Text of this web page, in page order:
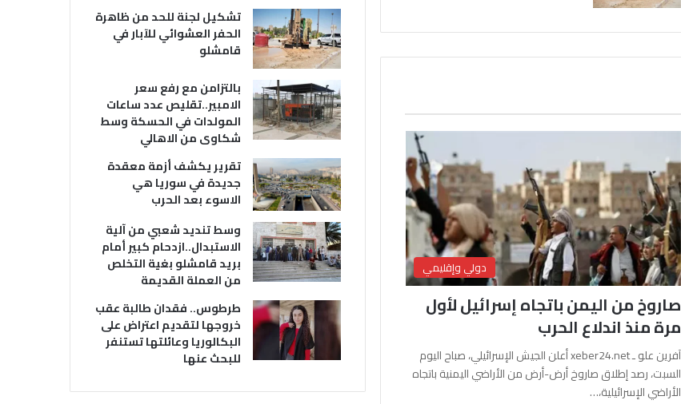
دولي وإقليمي
صاروخ من اليمن باتجاه إسرائيل لأول
مرة منذ اندلاع الحرب
آفرين علو ـ xeber24.net أعلن الجيش الإسرائيلي، صباح اليوم
السبت، رصد إطلاق صاروخ أرض-أرض من الأراضي اليمنية باتجاه
الأراضي الإسرائيلية،…
تشكيل لجنة للحد من ظاهرة
الحفر العشوائي للآبار في
قامشلو
بالتزامن مع رفع سعر
الامبير..تقليص عدد ساعات
المولدات في الحسكة وسط
شكاوى من الاهالي
تقرير يكشف أزمة معقدة
جديدة في سوريا هي
الاسوء بعد الحرب
وسط تنديد شعبي من آلية
الاستبدال..ازدحام كبير أمام
بريد قامشلو بغية التخلص
من العملة القديمة
طرطوس.. فقدان طالبة عقب
خروجها لتقديم اعتراض على
البكالوريا وعائلتها تستنفر
للبحث عنها